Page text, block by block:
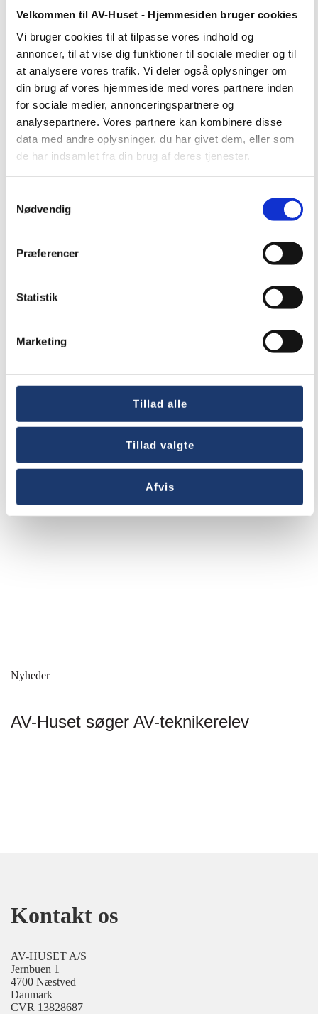
Velkommen til AV-Huset - Hjemmesiden bruger cookies
Vi bruger cookies til at tilpasse vores indhold og
annoncer, til at vise dig funktioner til sociale medier og til
at analysere vores trafik. Vi deler også oplysninger om
din brug af vores hjemmeside med vores partnere inden
for sociale medier, annonceringspartnere og
analysepartnere. Vores partnere kan kombinere disse
data med andre oplysninger, du har givet dem, eller som
de har indsamlet fra din brug af deres tjenester.
Nødvendig
Præferencer
Statistik
Marketing
Tillad alle
Tillad valgte
Afvis
AV-Huset offentliggør
bæredygtighedsrapport for 2025
Nyheder
AV-Huset søger regnskabsassistent og
administrativ blæksprutte
Nyheder
AV-Huset søger AV-teknikerelev
Kontakt os
AV-HUSET A/S
Jernbuen 1
4700 Næstved
Danmark
CVR 13828687